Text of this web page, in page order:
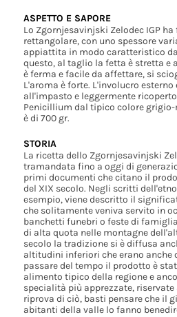
ASPETTO E SAPORE
Lo Zgornjesavinjski Zelodec IGP
rettangolare, con uno spessore
appiattita in modo caratteristico
questo, al taglio la fetta è stretta e
è ferma e facile da affettare, si
L'aroma è forte. L'involucro esterno
all'impasto e leggermente
Penicillium dal tipico colore
è di 700 gr.
STORIA
La ricetta dello Zgornjesavinjski
tramandata fino a oggi di
primi documenti che citano il
del XIX secolo. Negli scritti
esempio, viene descritto il
che solitamente veniva servito in
banchetti funebri o feste di
di alta quota nelle montagne
secolo la tradizione si è diffusa
altitudini inferiori che erano anche
passare del tempo il prodotto è
alimento tipico della regione e
specialità più apprezzate,
riprova di ciò, basti pensare che il
abitanti della valle lo fanno